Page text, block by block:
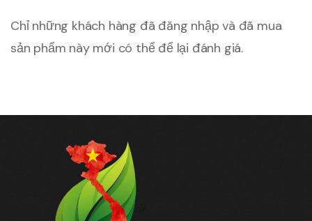
Chỉ những khách hàng đã đăng nhập và đã mua
sản phẩm này mới có thể để lại đánh giá.